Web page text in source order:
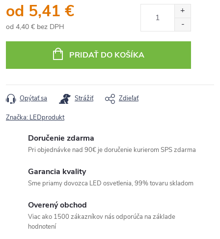
od 5,41 €
od 4,40 € bez DPH
cena:
PRIDAŤ DO KOŠÍKA
Opýtať sa Strážiť Zdieľať
Značka: LEDprodukt
Doručenie zdarma
Pri objednávke nad 90€ je doručenie kurierom SPS zdarma
Garancia kvality
Sme priamy dovozca LED osvetlenia, 99% tovaru skladom
Overený obchod
Viac ako 1500 zákazníkov nás odporúča na základe
hodnotení